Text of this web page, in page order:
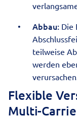
Abbau: Die
teilweise
werden
Flexible
Multi-